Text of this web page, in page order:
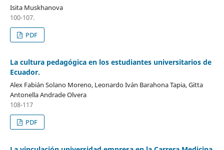
Isita Muskhanova
100-107.
PDF
La cultura pedagógica en los estudiantes universitarios de
Ecuador.
Alex Fabián Solano Moreno, Leonardo Iván Barahona Tapia, Gitta
Antonella Andrade Olvera
108-117
PDF